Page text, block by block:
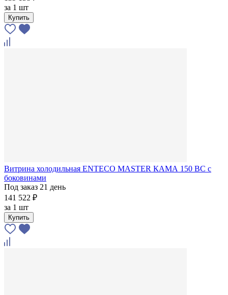
за 1 шт
Купить
Витрина холодильная ENTECO MASTER КАМА 150 BC с
боковинами
Под заказ 21 день
141 522 ₽
за 1 шт
Купить